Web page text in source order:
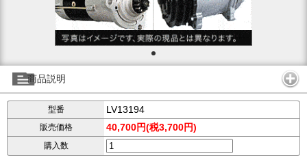
商品説明
型番 LV13194
販売価格 40,700円(税3,700円)
購入数